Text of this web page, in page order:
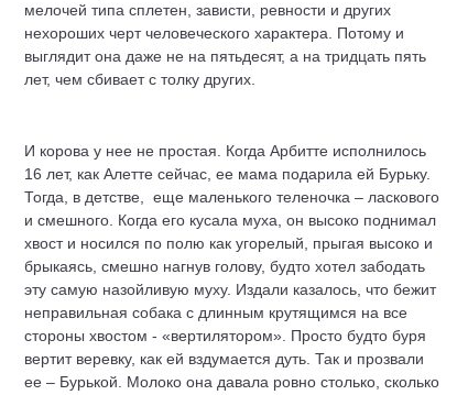
мелочей типа сплетен, зависти, ревности и других
нехороших черт человеческого характера. Потому и
выглядит она даже не на пятьдесят, а на тридцать пять
лет, чем сбивает с толку других.
И корова у нее не простая. Когда Арбитте исполнилось
16 лет, как Алетте сейчас, ее мама подарила ей Бурьку.
Тогда, в детстве, еще маленького теленочка – ласкового
и смешного. Когда его кусала муха, он высоко поднимал
хвост и носился по полю как угорелый, прыгая высоко и
брыкаясь, смешно нагнув голову, будто хотел забодать
эту самую назойливую муху. Издали казалось, что бежит
неправильная собака с длинным крутящимся на все
стороны хвостом - «вертилятором». Просто будто буря
вертит веревку, как ей вздумается дуть. Так и прозвали
ее – Бурькой. Молоко она давала ровно столько, сколько